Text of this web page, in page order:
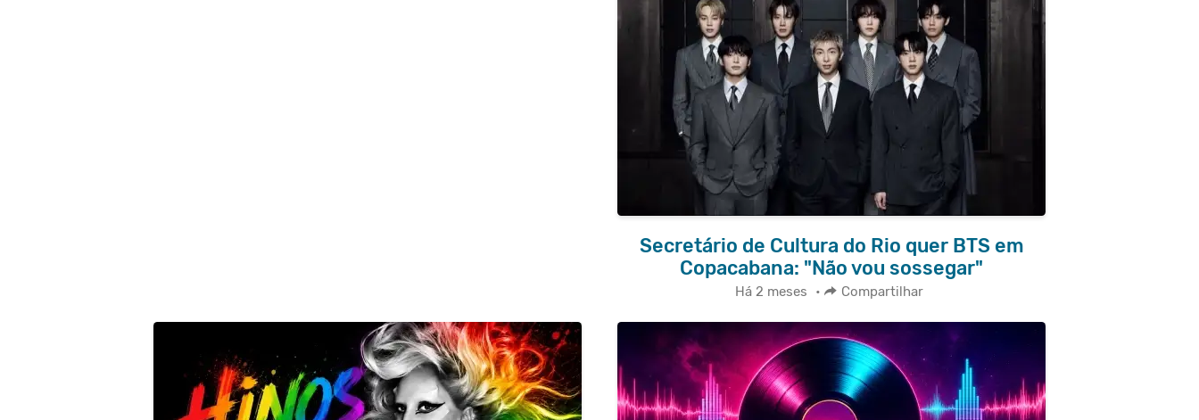
Secretário de Cultura do Rio quer BTS em
Copacabana: "Não vou sossegar"
Há 2 meses • Compartilhar